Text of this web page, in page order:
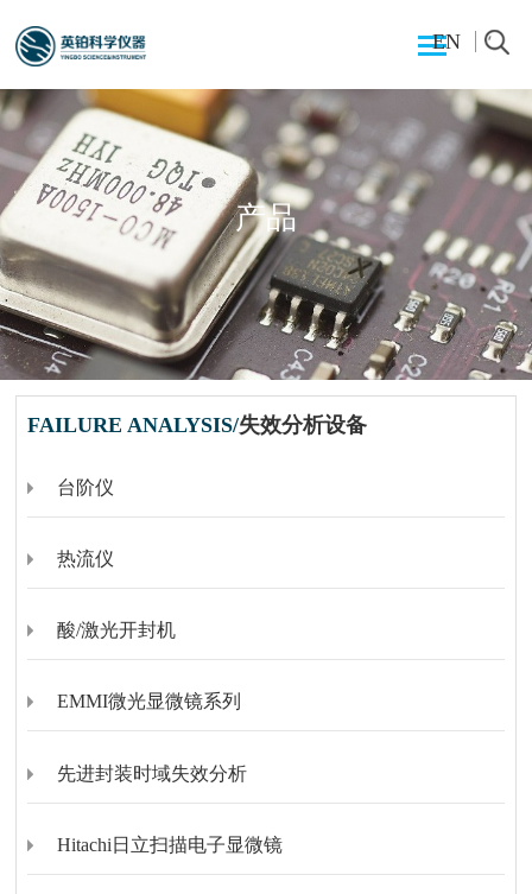
EN
产品
FAILURE ANALYSIS/失效分析设备
台阶仪
热流仪
酸/激光开封机
EMMI微光显微镜系列
先进封装时域失效分析
Hitachi日立扫描电子显微镜